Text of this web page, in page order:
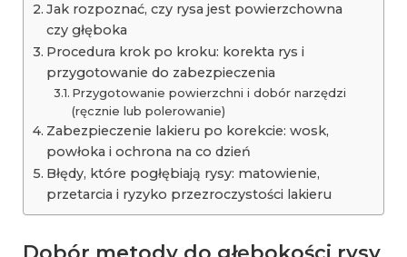
Jak rozpoznać, czy rysa jest powierzchowna
czy głęboka
Procedura krok po kroku: korekta rys i
przygotowanie do zabezpieczenia
Przygotowanie powierzchni i dobór narzędzi
(ręcznie lub polerowanie)
Zabezpieczenie lakieru po korekcie: wosk,
powłoka i ochrona na co dzień
Błędy, które pogłębiają rysy: matowienie,
przetarcia i ryzyko przezroczystości lakieru